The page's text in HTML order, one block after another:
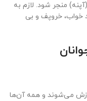
منجر شود. لازم به
خواب، خروپف و بی
می‌شوند و همه آن‌ها